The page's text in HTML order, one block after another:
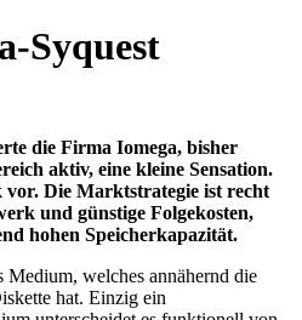
Syquest
die Firma Iomega, bisher
aktiv, eine kleine Sensation.
Die Marktstrategie ist recht
und günstige Folgekosten,
hohen Speicherkapazität.
welches annähernd die
hat. Einzig ein